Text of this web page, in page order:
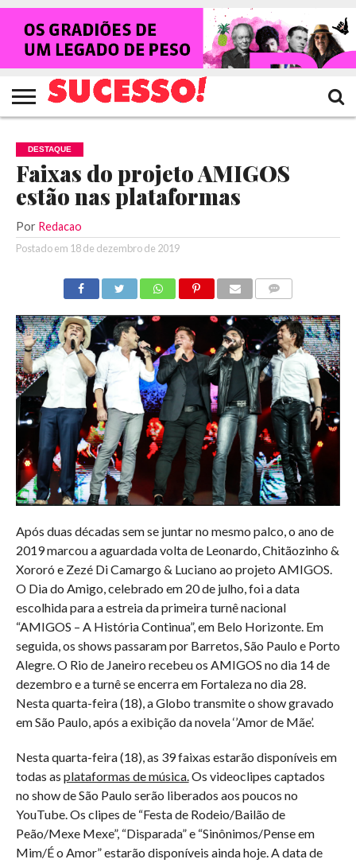
HOME
NOTÍCIAS
SHOWS
ENTREVISTAS
CLIQUES
RANKING
CROWLEY
TV
SUCESSO!
REVISTA
SUCESSO!
DESTAQUE
Faixas do projeto AMIGOS
estão nas plataformas
Por Redacao
Postado em 18 de dezembro de 2019
Após duas décadas sem se juntar no mesmo palco, o ano de
2019 marcou a aguardada volta de Leonardo, Chitãozinho &
Xororó e Zezé Di Camargo & Luciano ao projeto AMIGOS.
O Dia do Amigo, celebrado em 20 de julho, foi a data
escolhida para a estreia da primeira turnê nacional
“AMIGOS – A História Continua”, em Belo Horizonte. Em
seguida, os shows passaram por Barretos, São Paulo e Porto
Alegre. O Rio de Janeiro recebeu os AMIGOS no dia 14 de
dezembro e a turnê se encerra em Fortaleza no dia 28.
Nesta quarta-feira (18), a Globo transmite o show gravado
em São Paulo, após a exibição da novela ‘’Amor de Mãe’.
Nesta quarta-feira (18), as 39 faixas estarão disponíveis em
todas as plataformas de música.Os videoclipes captados
no show de São Paulo serão liberados aos poucos no
YouTube. Os clipes de “Festa de Rodeio/Bailão de
Peão/Mexe Mexe”, “Disparada” e “Sinônimos/Pense em
Mim/É o Amor” estarão disponíveis ainda hoje. A data de